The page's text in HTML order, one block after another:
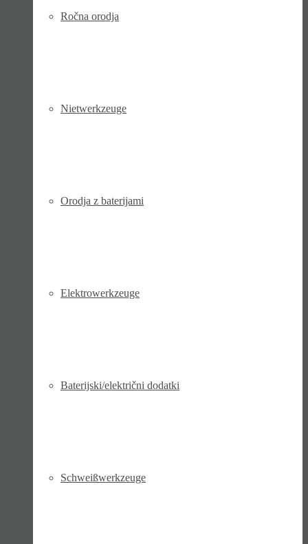
Ročna orodja
Niet­werk­zeuge
Orodja z baterijami
Elektro­werk­zeuge
Baterijski/električni dodatki
Schweiß­werk­zeuge